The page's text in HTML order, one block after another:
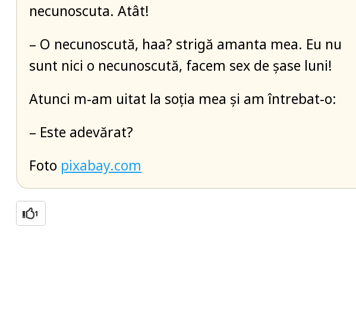
necunoscuta. Atât!
– O necunoscută, haa? strigă amanta mea. Eu nu
sunt nici o necunoscută, facem sex de șase luni!
Atunci m-am uitat la soția mea și am întrebat-o:
– Este adevărat?
Foto pixabay.com
1